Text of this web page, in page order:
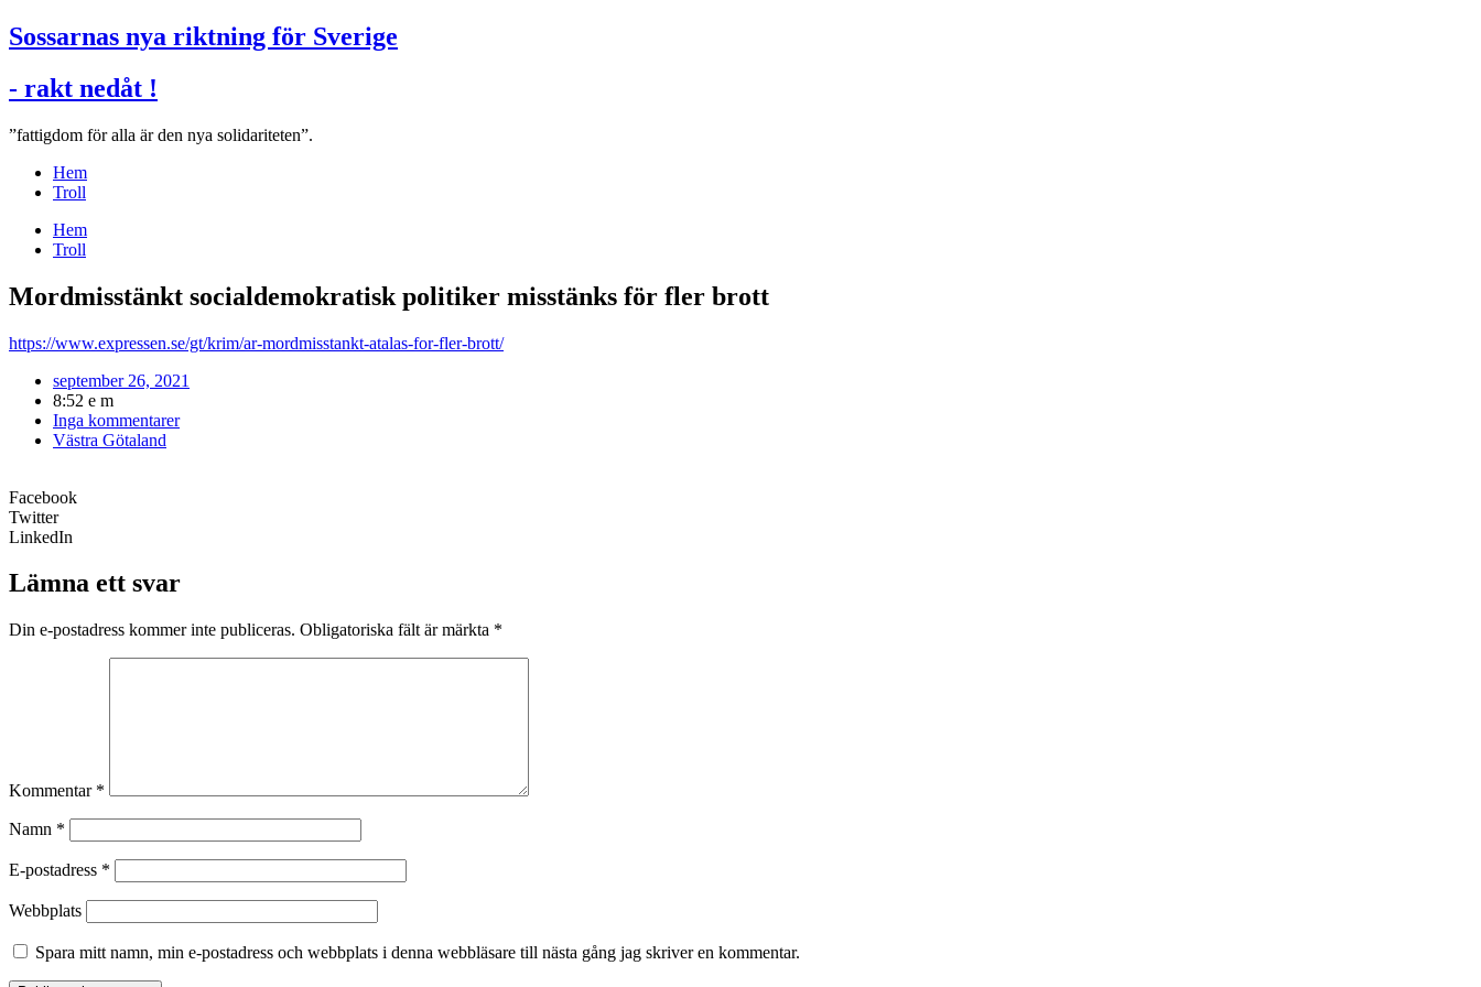
Sossarnas nya riktning för Sverige
- rakt nedåt !
”fattigdom för alla är den nya solidariteten”.
Hem
Troll
Hem
Troll
Mordmisstänkt socialdemokratisk politiker misstänks för fler brott
https://www.expressen.se/gt/krim/ar-mordmisstankt-atalas-for-fler-brott/
september 26, 2021
8:52 e m
Inga kommentarer
Västra Götaland
Facebook
Twitter
LinkedIn
Lämna ett svar
Din e-postadress kommer inte publiceras. Obligatoriska fält är märkta *
Kommentar *
Namn *
E-postadress *
Webbplats
Spara mitt namn, min e-postadress och webbplats i denna webbläsare till nästa gång jag skriver en kommentar.